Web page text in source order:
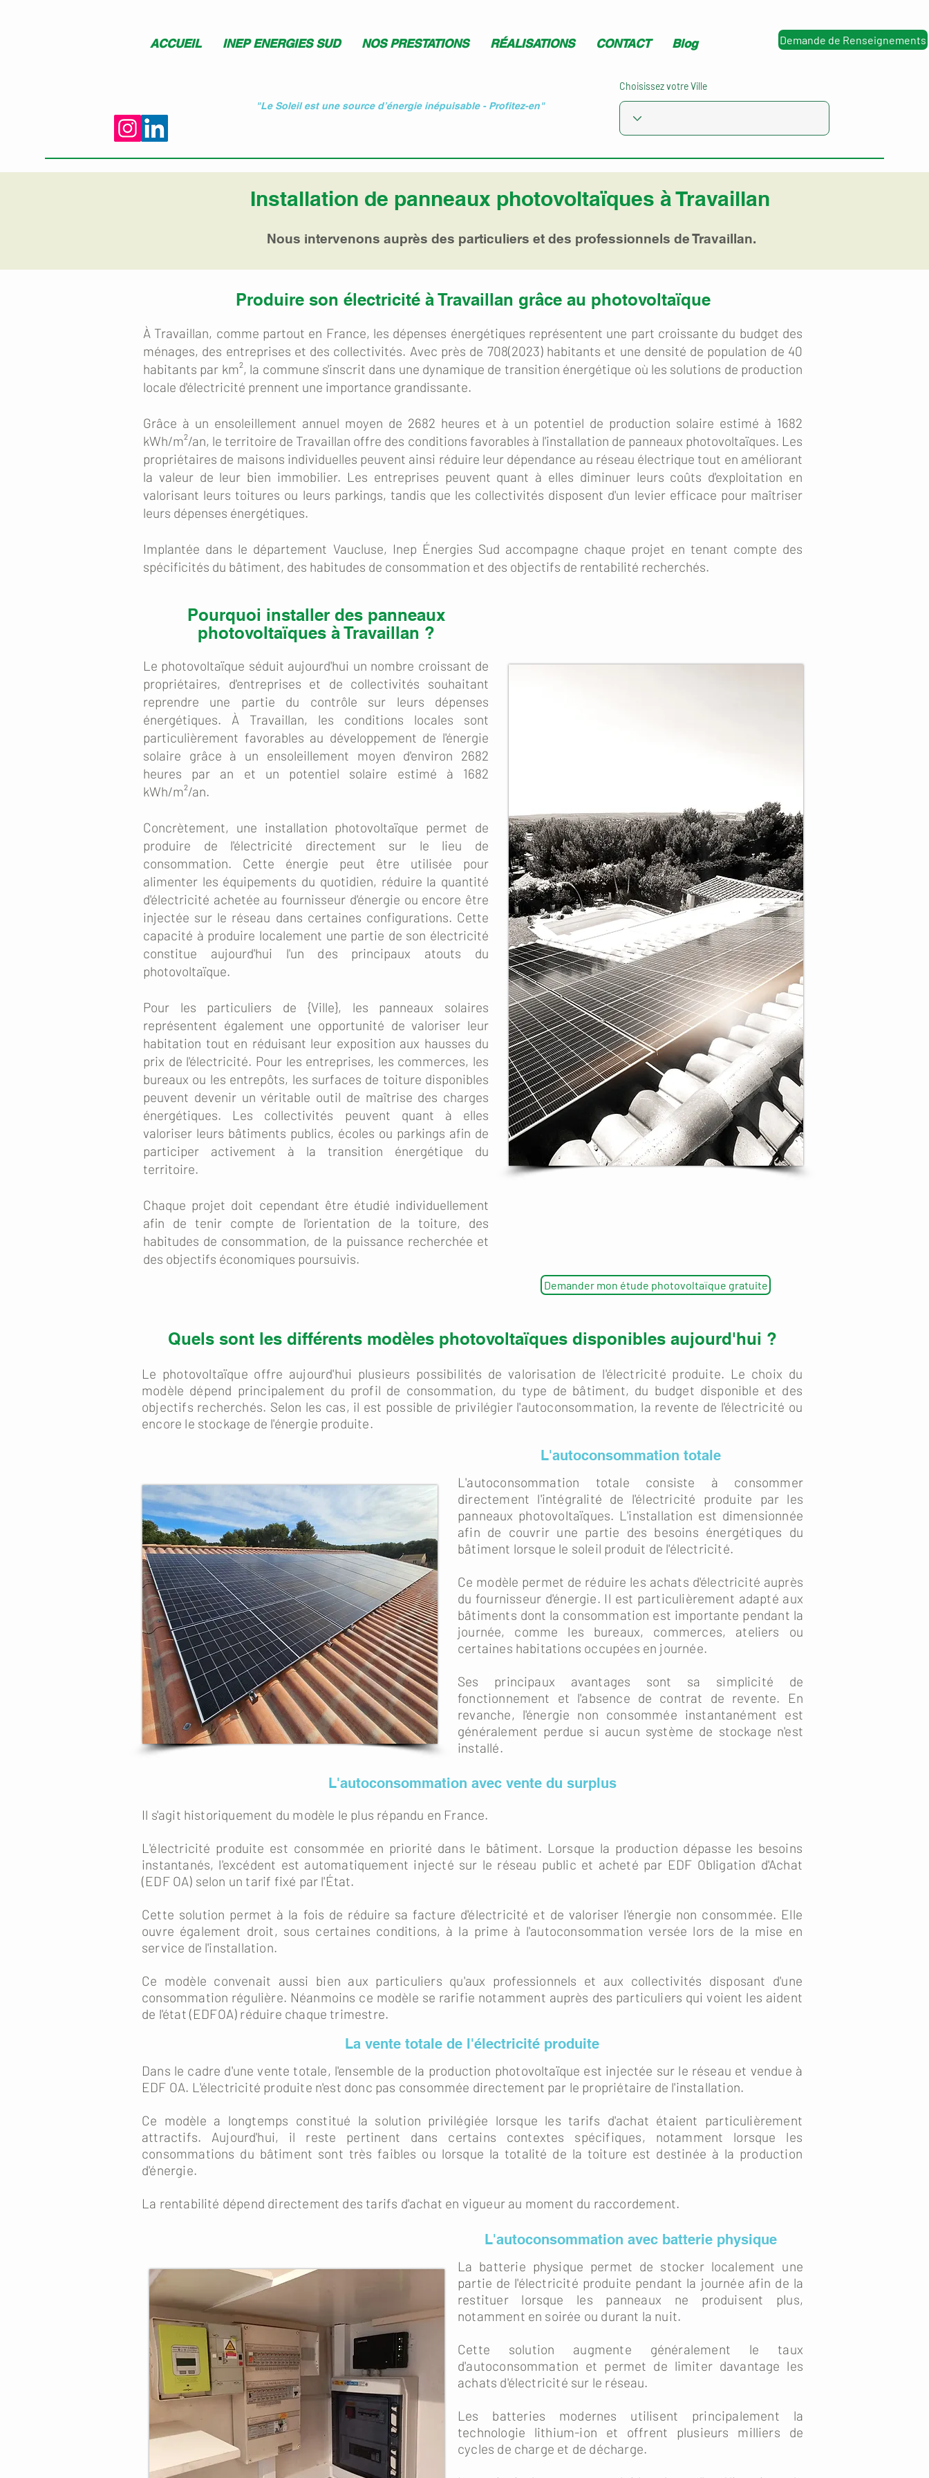
ACCUEIL INEP ENERGIES SUD NOS PRESTATIONS RÉALISATIONS CONTACT Blog Demande de Renseignements
"Le Soleil est une source d’énergie inépuisable - Profitez-en"
Choisissez votre Ville
Installation de panneaux photovoltaïques à Travaillan
Nous intervenons auprès des particuliers et des professionnels de Travaillan.
Produire son électricité à Travaillan grâce au photovoltaïque
À Travaillan, comme partout en France, les dépenses énergétiques représentent une part croissante du budget des
ménages, des entreprises et des collectivités. Avec près de 708(2023) habitants et une densité de population de 40
habitants par km², la commune s'inscrit dans une dynamique de transition énergétique où les solutions de production
locale d'électricité prennent une importance grandissante.
Grâce à un ensoleillement annuel moyen de 2682 heures et à un potentiel de production solaire estimé à 1682
kWh/m²/an, le territoire de Travaillan offre des conditions favorables à l'installation de panneaux photovoltaïques. Les
propriétaires de maisons individuelles peuvent ainsi réduire leur dépendance au réseau électrique tout en améliorant
la valeur de leur bien immobilier. Les entreprises peuvent quant à elles diminuer leurs coûts d'exploitation en
valorisant leurs toitures ou leurs parkings, tandis que les collectivités disposent d'un levier efficace pour maîtriser
leurs dépenses énergétiques.
Implantée dans le département Vaucluse, Inep Énergies Sud accompagne chaque projet en tenant compte des
spécificités du bâtiment, des habitudes de consommation et des objectifs de rentabilité recherchés.
Pourquoi installer des panneaux
photovoltaïques à Travaillan ?
Le photovoltaïque séduit aujourd'hui un nombre croissant de
propriétaires, d'entreprises et de collectivités souhaitant
reprendre une partie du contrôle sur leurs dépenses
énergétiques. À Travaillan, les conditions locales sont
particulièrement favorables au développement de l'énergie
solaire grâce à un ensoleillement moyen d'environ 2682
heures par an et un potentiel solaire estimé à 1682
kWh/m²/an.
Concrètement, une installation photovoltaïque permet de
produire de l'électricité directement sur le lieu de
consommation. Cette énergie peut être utilisée pour
alimenter les équipements du quotidien, réduire la quantité
d'électricité achetée au fournisseur d'énergie ou encore être
injectée sur le réseau dans certaines configurations. Cette
capacité à produire localement une partie de son électricité
constitue aujourd'hui l'un des principaux atouts du
photovoltaïque.
Pour les particuliers de {Ville}, les panneaux solaires
représentent également une opportunité de valoriser leur
habitation tout en réduisant leur exposition aux hausses du
prix de l'électricité. Pour les entreprises, les commerces, les
bureaux ou les entrepôts, les surfaces de toiture disponibles
peuvent devenir un véritable outil de maîtrise des charges
énergétiques. Les collectivités peuvent quant à elles
valoriser leurs bâtiments publics, écoles ou parkings afin de
participer activement à la transition énergétique du
territoire.
Chaque projet doit cependant être étudié individuellement
afin de tenir compte de l'orientation de la toiture, des
habitudes de consommation, de la puissance recherchée et
des objectifs économiques poursuivis.
Demander mon étude photovoltaïque gratuite
Quels sont les différents modèles photovoltaïques disponibles aujourd'hui ?
Le photovoltaïque offre aujourd'hui plusieurs possibilités de valorisation de l'électricité produite. Le choix du
modèle dépend principalement du profil de consommation, du type de bâtiment, du budget disponible et des
objectifs recherchés. Selon les cas, il est possible de privilégier l'autoconsommation, la revente de l'électricité ou
encore le stockage de l'énergie produite.
L'autoconsommation totale
L'autoconsommation totale consiste à consommer
directement l'intégralité de l'électricité produite par les
panneaux photovoltaïques. L'installation est dimensionnée
afin de couvrir une partie des besoins énergétiques du
bâtiment lorsque le soleil produit de l'électricité.
Ce modèle permet de réduire les achats d'électricité auprès
du fournisseur d'énergie. Il est particulièrement adapté aux
bâtiments dont la consommation est importante pendant la
journée, comme les bureaux, commerces, ateliers ou
certaines habitations occupées en journée.
Ses principaux avantages sont sa simplicité de
fonctionnement et l'absence de contrat de revente. En
revanche, l'énergie non consommée instantanément est
généralement perdue si aucun système de stockage n'est
installé.
L'autoconsommation avec vente du surplus
Il s'agit historiquement du modèle le plus répandu en France.
L'électricité produite est consommée en priorité dans le bâtiment. Lorsque la production dépasse les besoins
instantanés, l'excédent est automatiquement injecté sur le réseau public et acheté par EDF Obligation d'Achat
(EDF OA) selon un tarif fixé par l'État.
Cette solution permet à la fois de réduire sa facture d'électricité et de valoriser l'énergie non consommée. Elle
ouvre également droit, sous certaines conditions, à la prime à l'autoconsommation versée lors de la mise en
service de l'installation.
Ce modèle convenait aussi bien aux particuliers qu'aux professionnels et aux collectivités disposant d'une
consommation régulière. Néanmoins ce modèle se rarifie notamment auprès des particuliers qui voient les aident
de l'état (EDFOA) réduire chaque trimestre.
La vente totale de l'électricité produite
Dans le cadre d'une vente totale, l'ensemble de la production photovoltaïque est injectée sur le réseau et vendue à
EDF OA. L'électricité produite n'est donc pas consommée directement par le propriétaire de l'installation.
Ce modèle a longtemps constitué la solution privilégiée lorsque les tarifs d'achat étaient particulièrement
attractifs. Aujourd'hui, il reste pertinent dans certains contextes spécifiques, notamment lorsque les
consommations du bâtiment sont très faibles ou lorsque la totalité de la toiture est destinée à la production
d'énergie.
La rentabilité dépend directement des tarifs d'achat en vigueur au moment du raccordement.
L'autoconsommation avec batterie physique
La batterie physique permet de stocker localement une
partie de l'électricité produite pendant la journée afin de la
restituer lorsque les panneaux ne produisent plus,
notamment en soirée ou durant la nuit.
Cette solution augmente généralement le taux
d'autoconsommation et permet de limiter davantage les
achats d'électricité sur le réseau.
Les batteries modernes utilisent principalement la
technologie lithium-ion et offrent plusieurs milliers de
cycles de charge et de décharge.